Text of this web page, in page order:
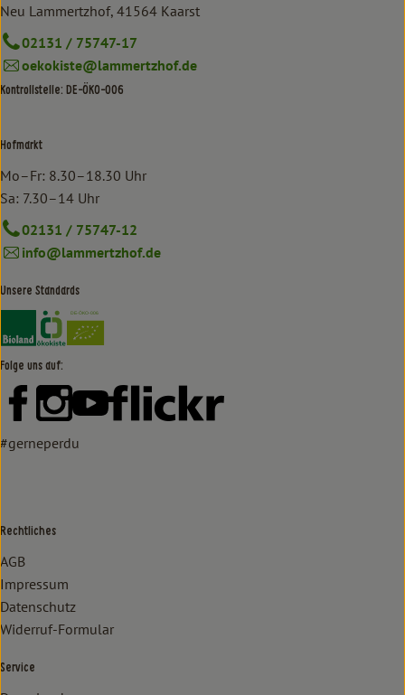
Neu Lammertzhof, 41564 Kaarst
02131 / 75747-17
oekokiste@lammertzhof.de
Kontrollstelle: DE-ÖKO-006
Hofmarkt
Mo–Fr: 8.30–18.30 Uhr
Sa: 7.30–14 Uhr
02131 / 75747-12
info@lammertzhof.de
Unsere Standards
Externer Link zu https://www.bioland.de/verbraucher
Externer Link zu https://www.oekokiste.de/
Folge uns auf:
Externer Link zu https://www.facebook.com/lammertzhof/
Externer Link zu https://www.instagram.com/
Externer Link zu https://www.youtube.com/
Externer Link zu https://
#gerneperdu
Rechtliches
AGB
Impressum
Datenschutz
Widerruf-Formular
Service